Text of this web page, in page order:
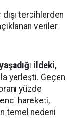
tercihlerden
veriler
ildeki,
yerleşti. Geçen
yüzde
hareketi,
temel nedeni